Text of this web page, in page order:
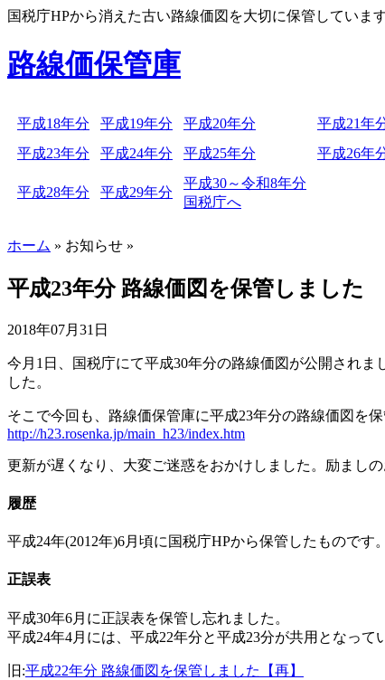
国税庁HPから消えた古い路線価図を大切に保管しています
路線価保管庫
平成18年分 平成19年分 平成20年分 平成21年
平成23年分
平成24年分 平成25年分 平成26年
平成28年分 平成29年分
平成30～令和8年分
国税庁へ
ホーム » お知らせ »
平成23年分 路線価図を保管しました
2018年07月31日
今月1日、国税庁にて平成30年分の路線価図が公開され
した。
そこで今回も、路線価保管庫に平成23年分の路線価図を保
http://h23.rosenka.jp/main_h23/index.htm
更新が遅くなり、大変ご迷惑をおかけしました。励まし
履歴
平成24年(2012年)6月頃に国税庁HPから保管したもので
正誤表
平成30年6月に正誤表を保管し忘れました。
平成24年4月には、平成22年分と平成23分が共用となって
旧:平成22年分 路線価図を保管しました【再】